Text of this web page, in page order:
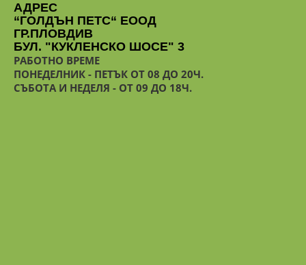
АДРЕС
“ГОЛДЪН ПЕТС“ ЕООД
ГР.ПЛОВДИВ
БУЛ. "КУКЛЕНСКО ШОСЕ" 3
РАБОТНО ВРЕМЕ
ПОНЕДЕЛНИК - ПЕТЪК ОТ 08 ДО 20Ч.
СЪБОТА И НЕДЕЛЯ - ОТ 09 ДО 18Ч.